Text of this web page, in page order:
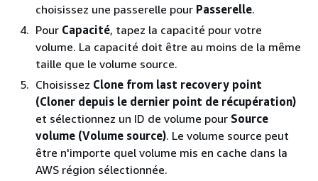
choisissez une passerelle pour Passerelle.
Pour Capacité, tapez la capacité pour votre
volume. La capacité doit être au moins de la même
taille que le volume source.
Choisissez Clone from last recovery point
(Cloner depuis le dernier point de récupération)
et sélectionnez un ID de volume pour Source
volume (Volume source). Le volume source peut
être n'importe quel volume mis en cache dans la
AWS région sélectionnée.